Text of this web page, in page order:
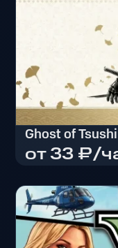
Ghost of
от 33 ₽/